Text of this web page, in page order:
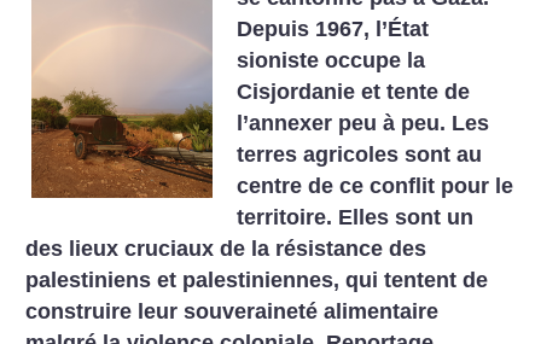
Depuis 1967, l’État
sioniste occupe la
Cisjordanie et tente de
l’annexer peu à peu. Les
terres agricoles sont au
centre de ce conflit pour le
territoire. Elles sont un
des lieux cruciaux de la résistance des
palestiniens et palestiniennes, qui tentent de
construire leur souveraineté alimentaire